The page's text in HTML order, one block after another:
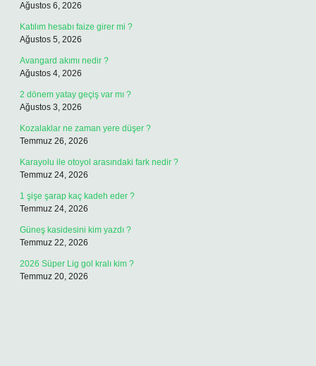
Ağustos 6, 2026
Katılım hesabı faize girer mi ?
Ağustos 5, 2026
Avangard akımı nedir ?
Ağustos 4, 2026
2 dönem yatay geçiş var mı ?
Ağustos 3, 2026
Kozalaklar ne zaman yere düşer ?
Temmuz 26, 2026
Karayolu ile otoyol arasındaki fark nedir ?
Temmuz 24, 2026
1 şişe şarap kaç kadeh eder ?
Temmuz 24, 2026
Güneş kasidesini kim yazdı ?
Temmuz 22, 2026
2026 Süper Lig gol kralı kim ?
Temmuz 20, 2026